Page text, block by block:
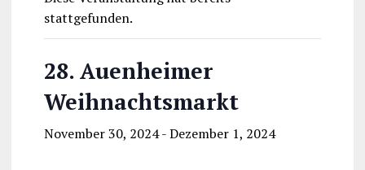
stattgefunden.
28. Auenheimer
Weihnachtsmarkt
November 30, 2024-Dezember 1, 2024